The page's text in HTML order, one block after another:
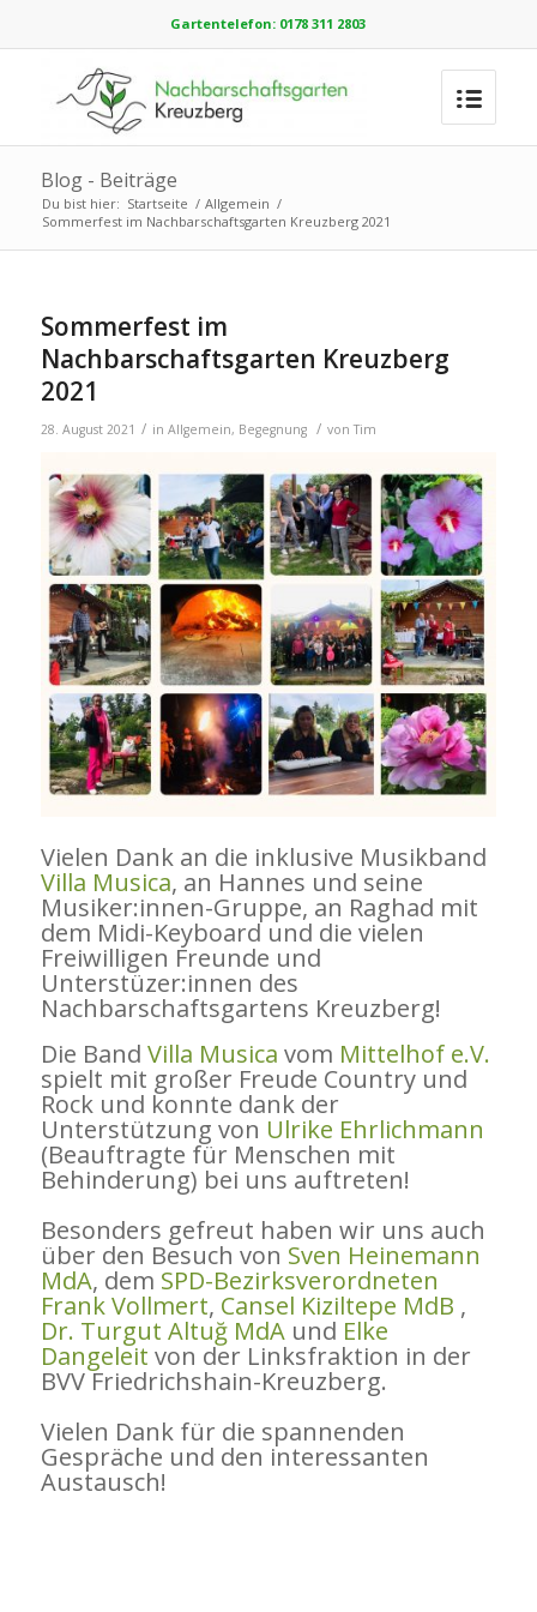
Gartentelefon: 0178 311 2803
Blog - Beiträge
Du bist hier: Startseite / Allgemein /
Sommerfest im Nachbarschaftsgarten Kreuzberg 2021
Sommerfest im
Nachbarschaftsgarten Kreuzberg
2021
28. August 2021 / in Allgemein, Begegnung / vonTim
Vielen Dank an die inklusive Musikband
Villa Musica, an Hannes und seine
Musiker:innen-Gruppe, an Raghad mit
dem Midi-Keyboard und die vielen
Freiwilligen Freunde und
Unterstüzer:innen des
Nachbarschaftsgartens Kreuzberg!
Die Band Villa Musica vom Mittelhof e.V.
spielt mit großer Freude Country und
Rock und konnte dank der
Unterstützung von Ulrike Ehrlichmann
(Beauftragte für Menschen mit
Behinderung) bei uns auftreten!
Besonders gefreut haben wir uns auch
über den Besuch von Sven Heinemann
MdA, dem SPD-Bezirksverordneten
Frank Vollmert, Cansel Kiziltepe MdB ,
Dr. Turgut Altuğ MdAund Elke
Dangeleit von der Linksfraktion in der
BVV Friedrichshain-Kreuzberg.
Vielen Dank für die spannenden
Gespräche und den interessanten
Austausch!